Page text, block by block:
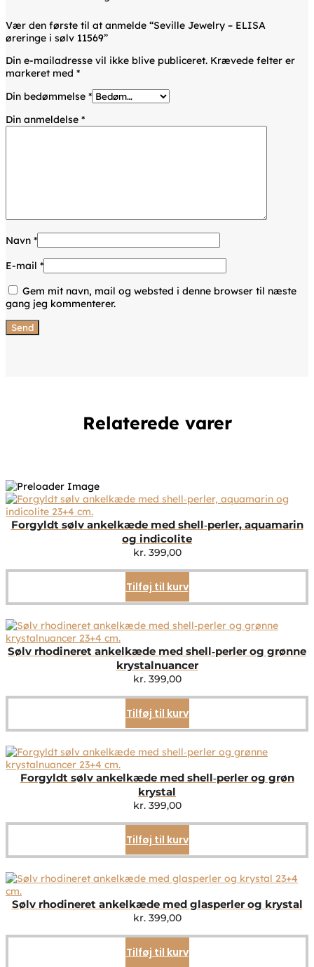
Vær den første til at anmelde “Seville Jewelry – ELISA
øreringe i sølv 11569”
Din e-mailadresse vil ikke blive publiceret. Krævede felter er
markeret med *
Din bedømmelse *
Din anmeldelse *
Navn *
E-mail *
Gem mit navn, mail og websted i denne browser til næste
gang jeg kommenterer.
Relaterede varer
Forgyldt sølv ankelkæde med shell‑perler, aquamarin
og indicolite
kr.399,00
Tilføj til kurv
Sølv rhodineret ankelkæde med shell‑perler og grønne
krystalnuancer
kr.399,00
Tilføj til kurv
Forgyldt sølv ankelkæde med shell‑perler og grøn
krystal
kr.399,00
Tilføj til kurv
Sølv rhodineret ankelkæde med glasperler og krystal
kr.399,00
Tilføj til kurv